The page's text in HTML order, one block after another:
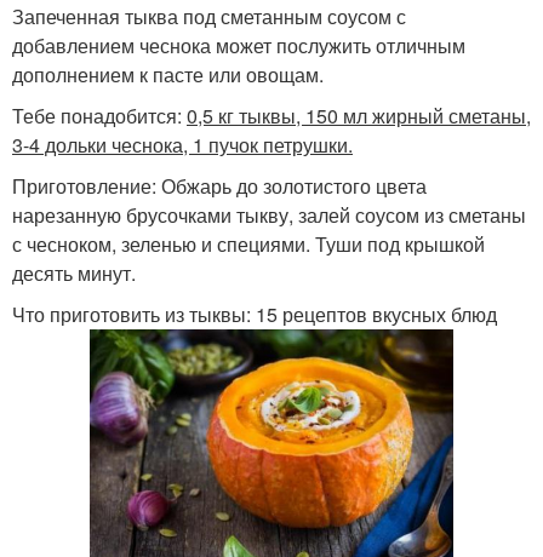
Запеченная тыква под сметанным соусом с
добавлением чеснока может послужить отличным
дополнением к пасте или овощам.
Тебе понадобится: 0,5 кг тыквы, 150 мл жирный сметаны,
3-4 дольки чеснока, 1 пучок петрушки.
Приготовление: Обжарь до золотистого цвета
нарезанную брусочками тыкву, залей соусом из сметаны
с чесноком, зеленью и специями. Туши под крышкой
десять минут.
Что приготовить из тыквы: 15 рецептов вкусных блюд